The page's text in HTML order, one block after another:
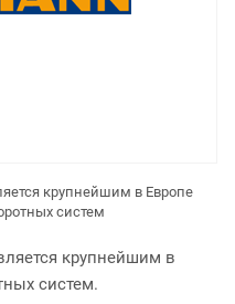
крупнейшим в Европе
систем
крупнейшим в
систем.